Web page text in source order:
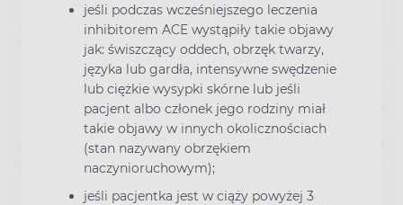
jeśli podczas wcześniejszego leczenia
inhibitorem ACE wystąpiły takie objawy
jak: świszczący oddech, obrzęk twarzy,
języka lub gardła, intensywne swędzenie
lub ciężkie wysypki skórne lub jeśli
pacjent albo członek jego rodziny miał
takie objawy w innych okolicznościach
(stan nazywany obrzękiem
naczynioruchowym);
jeśli pacjentka jest w ciąży powyżej 3